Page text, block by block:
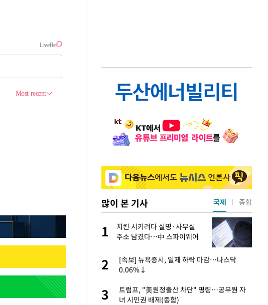
많이 본 기사
에 산 서초 건물
로"
막힌 UDT 훈련 직접 해봤습니
女유튜버 '완벽 소화'
1
치킨 시키려다 실명·사무실
주소 남겼다…中 스파이웨어
2
[속보] 뉴욕증시, 일제 하락 마감…나스닥
0.06%↓
3
트럼프, "美원정출산 차단" 명령…공무원 자
녀 시민권 배제(종합)
국제 종합